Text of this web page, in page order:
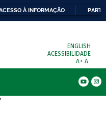
À INFORMAÇÃO
ENGLISH
ACESSIBILIDADE
A+ A-